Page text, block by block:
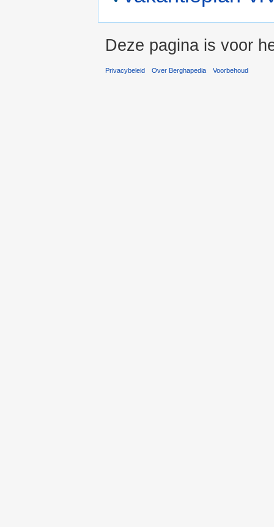
Deze pagina is voor
Privacybeleid Over Berghapedia Voorbehoud